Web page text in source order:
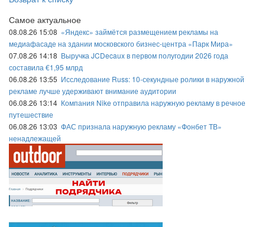
Самое актуальное
08.08.26 15:08 «Яндекс» займётся размещением рекламы на
медиафасаде на здании московского бизнес-центра «Парк Мира»
07.08.26 14:18 Выручка JCDecaux в первом полугодии 2026 года
составила €1,95 млрд
06.08.26 13:55 Исследование Russ: 10-секундные ролики в наружной
рекламе лучше удерживают внимание аудитории
06.08.26 13:14 Компания Nike отправила наружную рекламу в речное
путешествие
06.08.26 13:03 ФАС признала наружную рекламу «Фонбет ТВ»
ненадлежащей